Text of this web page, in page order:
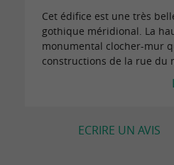
Cet édifice est une très
gothique méridional. La
monumental clocher-mur
constructions de la rue du
ECRIRE UN AVIS